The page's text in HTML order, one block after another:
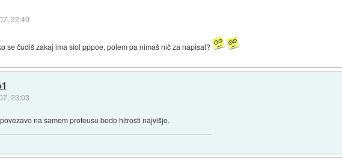
22:40
se čudiš zakaj ima siol pppoe, potem pa nimaš nič za napisat?
23:03
na samem proteusu bodo hitrosti najvišje.